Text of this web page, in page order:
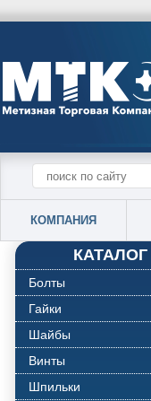
КОМПАНИЯ
КАТАЛОГ
Болты
Гайки
Шайбы
Винты
Шпильки